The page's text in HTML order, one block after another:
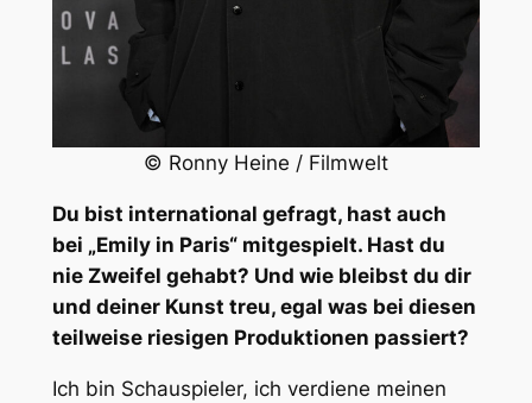
© Ronny Heine / Filmwelt
Du bist international gefragt, hast auch
bei „Emily in Paris“ mitgespielt. Hast du
nie Zweifel gehabt? Und wie bleibst du dir
und deiner Kunst treu, egal was bei diesen
teilweise riesigen Produktionen passiert?
Ich bin Schauspieler, ich verdiene meinen